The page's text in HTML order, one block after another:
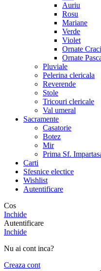
Auriu
Rosu
Mariane
Verde
Violet
Ornate
Ornate
Pluviale
Pelerina clericala
Reverende
Stole
Tricouri clericale
Val umeral
Sacramente
Casatorie
Botez
Mir
Prima Sf.
Carti
Sfesnice electice
Wishlist
Autentificare
Cos
Inchide
Autentificare
Inchide
Nu ai cont inca?
Creaza cont